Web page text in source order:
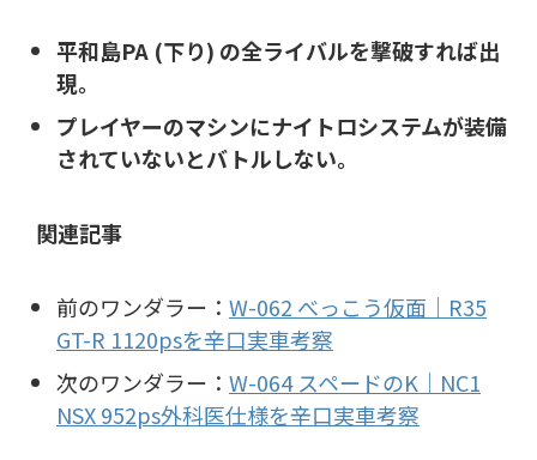
平和島PA (下り) の全ライバルを撃破すれば出
現。
プレイヤーのマシンにナイトロシステムが装備
されていないとバトルしない。
関連記事
前のワンダラー： W-062 べっこう仮面｜R35
GT-R 1120psを辛口実車考察
次のワンダラー： W-064 スペードのK｜NC1
NSX 952ps外科医仕様を辛口実車考察